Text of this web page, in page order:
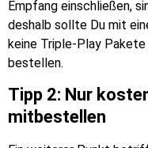
Empfang einschließen,
deshalb sollte Du mit
keine Triple-Play
bestellen.
Tipp 2: Nur
mitbestellen